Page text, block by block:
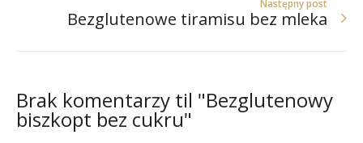
Następny post
Bezglutenowe tiramisu bez mleka
Brak komentarzy til "Bezglutenowy
biszkopt bez cukru"